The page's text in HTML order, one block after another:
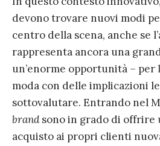
devono trovare nuovi modi
centro della scena, anche se
rappresenta ancora una
un’enorme opportunità – per
moda con delle implicazioni
sottovalutare. Entrando nel
brandsono in grado di offrire
acquisto ai propri clienti